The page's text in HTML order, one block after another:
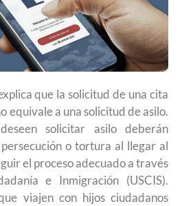
que la solicitud de una cita
equivale a una solicitud de asilo.
solicitar asilo deberán
o tortura al llegar al
el proceso adecuado a través
e Inmigración (USCIS).
viajen con hijos ciudadanos